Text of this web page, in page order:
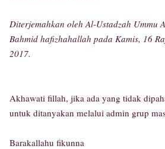
Diterjemahkan oleh Al-Ustadzah Ummu
Bahmid hafizhahallah pada Kamis, 16
2017.
Akhawati fillah, jika ada yang tidak
untuk ditanyakan melalui admin grup
Barakallahu fikunna